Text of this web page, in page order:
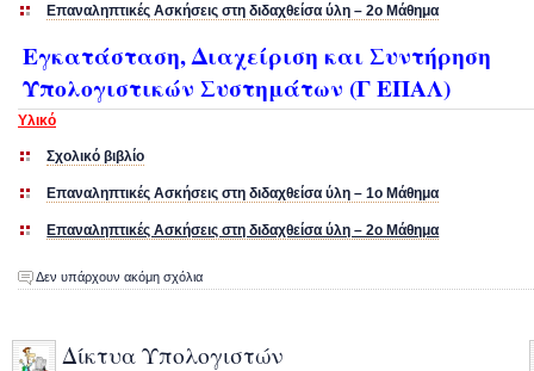
Επαναληπτικές Ασκήσεις στη διδαχθείσα ύλη – 2ο Μάθημα
Εγκατάσταση, Διαχείριση και Συντήρηση
Υπολογιστικών Συστημάτων (Γ ΕΠΑΛ)
Υλικό
Σχολικό βιβλίο
Επαναληπτικές Ασκήσεις στη διδαχθείσα ύλη – 1ο Μάθημα
Επαναληπτικές Ασκήσεις στη διδαχθείσα ύλη – 2ο Μάθημα
Δεν υπάρχουν ακόμη σχόλια
Δίκτυα Υπολογιστών